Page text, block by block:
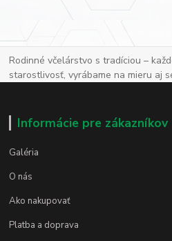
Rodinné včelárstvo s tradíciou –
starostlivosť, vyrábame na mieru aj
Informácie pre zákazníkov
Galéria
O nás
Ako nakupovať
Platba a doprava